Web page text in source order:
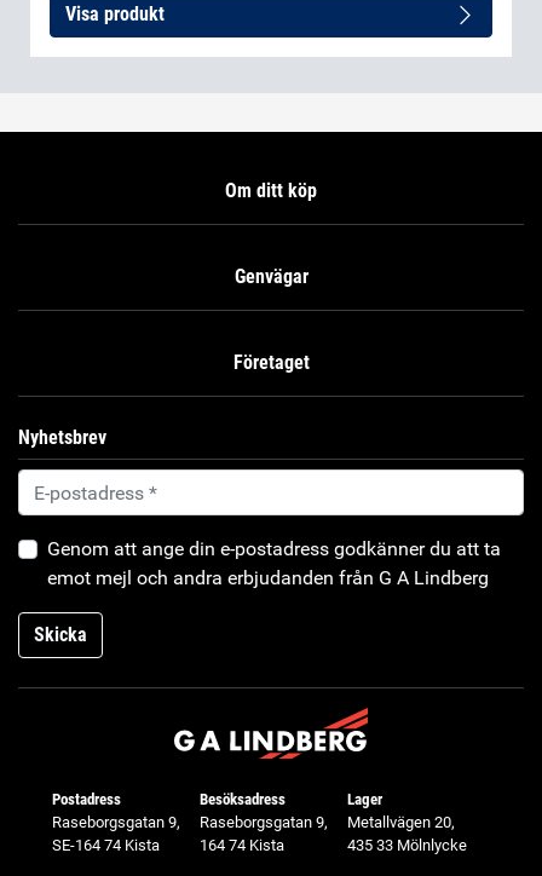
Visa produkt
Om ditt köp
Genvägar
Företaget
Nyhetsbrev
Genom att ange din e-postadress godkänner du att ta
emot mejl och andra erbjudanden från G A Lindberg
Skicka
Postadress
Raseborgsgatan 9,
SE-164 74 Kista
Besöksadress
Raseborgsgatan 9,
164 74 Kista
Lager
Metallvägen 20,
435 33 Mölnlycke